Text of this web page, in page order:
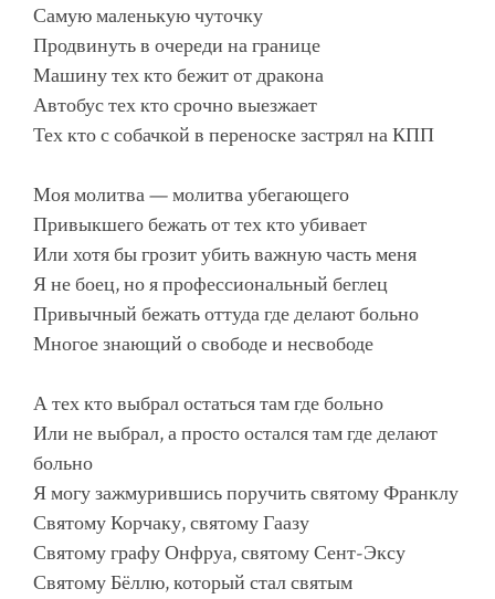
Самую маленькую чуточку
Продвинуть в очереди на границе
Машину тех кто бежит от дракона
Автобус тех кто срочно выезжает
Тех кто с собачкой в переноске застрял на КПП
Моя молитва — молитва убегающего
Привыкшего бежать от тех кто убивает
Или хотя бы грозит убить важную часть меня
Я не боец, но я профессиональный беглец
Привычный бежать оттуда где делают больно
Многое знающий о свободе и несвободе
А тех кто выбрал остаться там где больно
Или не выбрал, а просто остался там где делают
больно
Я могу зажмурившись поручить святому Франклу
Святому Корчаку, святому Гаазу
Святому графу Онфруа, святому Сент-Эксу
Святому Бёллю, который стал святым